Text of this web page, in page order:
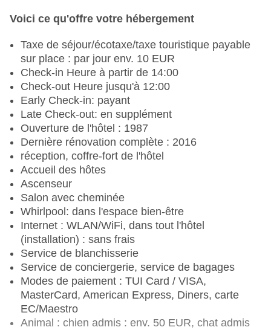
Voici ce qu'offre votre hébergement
Taxe de séjour/écotaxe/taxe touristique payable
sur place : par jour env. 10 EUR
Check-in Heure à partir de 14:00
Check-out Heure jusqu'à 12:00
Early Check-in: payant
Late Check-out: en supplément
Ouverture de l'hôtel : 1987
Dernière rénovation complète : 2016
réception, coffre-fort de l'hôtel
Accueil des hôtes
Ascenseur
Salon avec cheminée
Whirlpool: dans l'espace bien-être
Internet : WLAN/WiFi, dans tout l'hôtel
(installation) : sans frais
Service de blanchisserie
Service de conciergerie, service de bagages
Modes de paiement : TUI Card / VISA,
MasterCard, American Express, Diners, carte
EC/Maestro
Animal : chien admis : env. 50 EUR, chat admis